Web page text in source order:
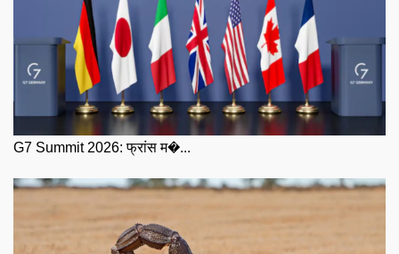
G7 Summit 2026: फ्रांस म�...